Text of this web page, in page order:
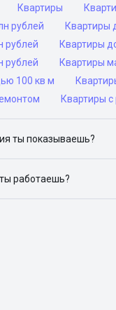
Квартиры
рублей
Квартиры
рублей
Квартиры
рублей
Квартиры
100 кв м
Квартиры
ты показываешь?
работаешь?